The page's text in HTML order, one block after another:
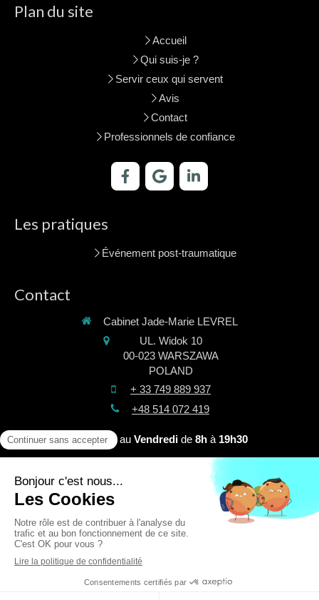
Plan du site
Accueil
Qui suis-je ?
Servir ceux qui servent
Avis
Contact
Professionnels de confiance
Les pratiques
Événement post-traumatique
Contact
Cabinet Jade-Marie LEVREL
UL. Widok 10
00-023 WARSZAWA
POLAND
+ 33 749 889 937
+48 514 072 419
DuLundiau Vendredide 8hà 19h30
©2026 Jade-Marie LEVREL - Praticienne spécialisée dans la
prise en charge du stress post-traumatique.